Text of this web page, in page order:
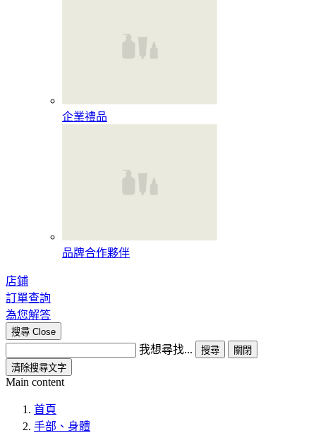
企業禮品
品牌合作夥伴
店鋪
訂單查詢
為您解答
搜尋 Close
我想尋找... 搜尋
關閉
清除搜尋文字
Main content
首頁
手部、身體